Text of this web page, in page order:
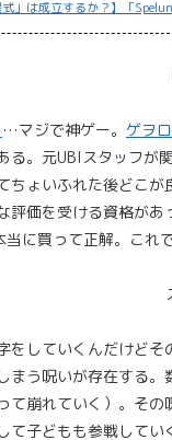
式」は成立するか？】「
…マジで神ゲー。 ゲヲ
る。元UBIスタッフが
ちょいふれた後どこ
価を受ける資格が
に買って正解。これ
をしていくんだけど
まう呪いが存在する
て崩れていく）。そ
て子どもも参戦して